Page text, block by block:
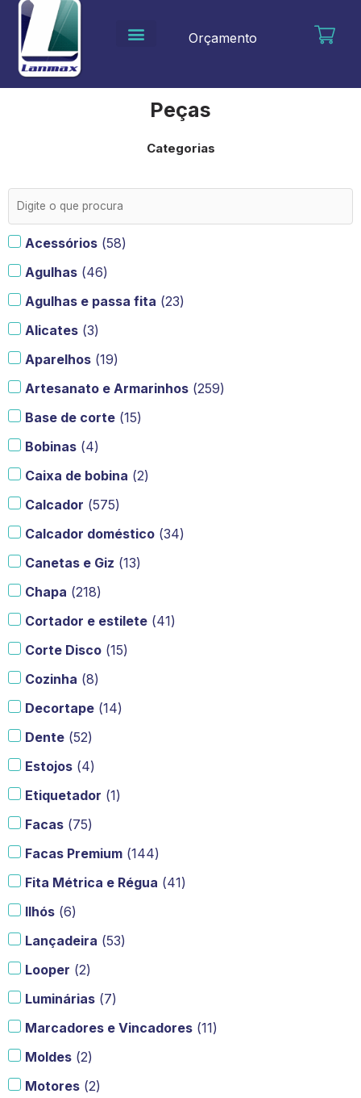
para
conteúdo
Orçamento
Peças
Categorias
Acessórios (58)
Agulhas (46)
Agulhas e passa fita (23)
Alicates (3)
Aparelhos (19)
Artesanato e Armarinhos (259)
Base de corte (15)
Bobinas (4)
Caixa de bobina (2)
Calcador (575)
Calcador doméstico (34)
Canetas e Giz (13)
Chapa (218)
Cortador e estilete (41)
Corte Disco (15)
Cozinha (8)
Decortape (14)
Dente (52)
Estojos (4)
Etiquetador (1)
Facas (75)
Facas Premium (144)
Fita Métrica e Régua (41)
Ilhós (6)
Lançadeira (53)
Looper (2)
Luminárias (7)
Marcadores e Vincadores (11)
Moldes (2)
Motores (2)